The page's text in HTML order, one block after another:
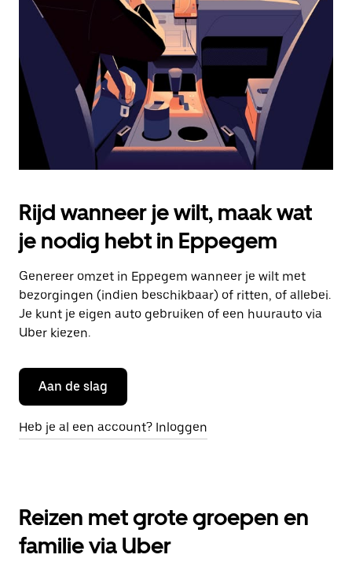
Escape
agenda
te
sluiten.
Rijd wanneer je wilt, maak wat
je nodig hebt in Eppegem
Genereer omzet in Eppegem wanneer je wilt met
bezorgingen (indien beschikbaar) of ritten, of allebei.
Je kunt je eigen auto gebruiken of een huurauto via
Uber kiezen.
Aan de slag
Heb je al een account? Inloggen
Reizen met grote groepen en
familie via Uber